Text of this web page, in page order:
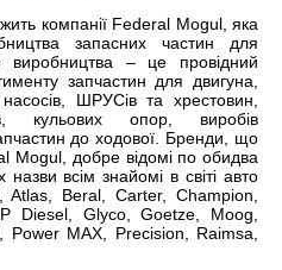
компанії Federal Mogul, яка
запасних частин для
виробництва – це провідний
запчастин для двигуна,
ШРУСів та хрестовин,
кульових опор, виробів
до ходової. Бренди, що
Mogul, добре відомі по обидва
всім знайомі в світі авто
Atlas, Beral, Carter, Champion,
Diesel, Glyco, Goetze, Moog,
Power MAX, Precision, Raimsa,